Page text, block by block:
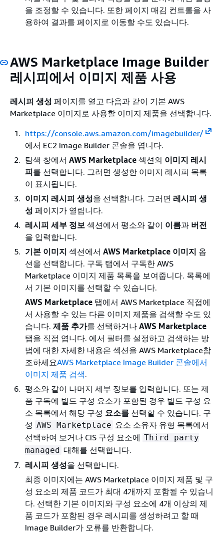
을 조정할 수 있습니다. 또한 페이지 매김 컨트롤을 사
용하여 결과를 페이지로 이동할 수도 있습니다.
AWS Marketplace Image Builder
레시피에서 이미지 제품 사용
레시피 생성 페이지를 열고 다음과 같이 기본 AWS
Marketplace 이미지로 사용할 이미지 제품을 선택합니다.
https://console.aws.amazon.com/imagebuilder/
에서 EC2 Image Builder 콘솔을 엽니다.
탐색 창에서 AWS Marketplace 섹션의 이미지 레시
피를 선택합니다. 그러면 생성한 이미지 레시피 목록
이 표시됩니다.
이미지 레시피 생성을 선택합니다. 그러면 레시피 생
성 페이지가 열립니다.
레시피 세부 정보 섹션에서 평소와 같이 이름과 버전
을 입력합니다.
기본 이미지 섹션에서 AWS Marketplace 이미지 옵
션을 선택합니다. 구독 탭에서 구독한 AWS
Marketplace 이미지 제품 목록을 보여줍니다. 목록에
서 기본 이미지를 선택할 수 있습니다.
AWS Marketplace 탭에서 AWS Marketplace 직접에
서 사용할 수 있는 다른 이미지 제품을 검색할 수도 있
습니다. 제품 추가를 선택하거나 AWS Marketplace
탭을 직접 엽니다. 에서 필터를 설정하고 검색하는 방
법에 대한 자세한 내용은 섹션을 AWS Marketplace참
조하세요AWS Marketplace Image Builder 콘솔에서
이미지 제품 검색.
평소와 같이 나머지 세부 정보를 입력합니다. 또는 제
품 구독에 빌드 구성 요소가 포함된 경우 빌드 구성 요
소 목록에서 해당 구성 요소를 선택할 수 있습니다. 구
성 AWS Marketplace 요소 소유자 유형 목록에서
선택하여 보거나 CIS 구성 요소에 Third party
managed 대해를 선택합니다.
레시피 생성을 선택합니다.
최종 이미지에는 AWS Marketplace 이미지 제품 및 구
성 요소의 제품 코드가 최대 4개까지 포함될 수 있습니
다. 선택한 기본 이미지와 구성 요소에 4개 이상의 제
품 코드가 포함된 경우 레시피를 생성하려고 할 때
Image Builder가 오류를 반환합니다.